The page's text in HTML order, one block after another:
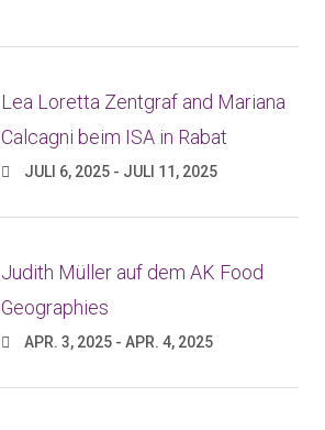
Lea Loretta Zentgraf and Mariana
Calcagni beim ISA in Rabat
JULI 6, 2025 - JULI 11, 2025
Judith Müller auf dem AK Food
Geographies
APR. 3, 2025 - APR. 4, 2025